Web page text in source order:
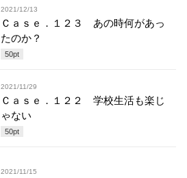
2021/12/13
Ｃａｓｅ．１２３ あの時何があっ
たのか？
50pt
2021/11/29
Ｃａｓｅ．１２２ 学校生活も楽じ
ゃない
50pt
2021/11/15